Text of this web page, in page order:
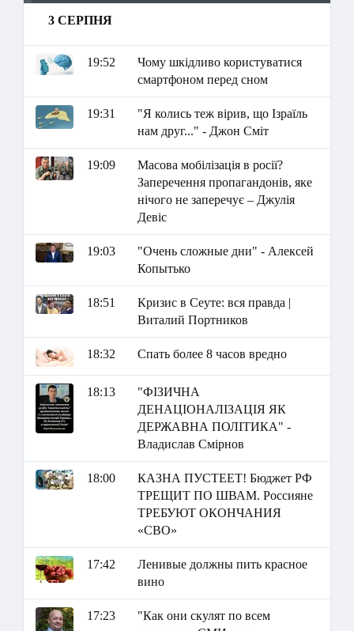
3 СЕРПНЯ
19:52
Чому шкідливо користуватися
смартфоном перед сном
19:31
"Я колись теж вірив, що Ізраїль
нам друг..." - Джон Сміт
19:09
Масова мобілізація в росії?
Заперечення пропагандонів, яке
нічого не заперечує – Джулія
Девіс
19:03
"Очень сложные дни" - Алексей
Копытько
18:51
Кризис в Сеуте: вся правда |
Виталий Портников
18:32 Спать более 8 часов вредно
18:13
"ФІЗИЧНА
ДЕНАЦІОНАЛІЗАЦІЯ ЯК
ДЕРЖАВНА ПОЛІТИКА" -
Владислав Смірнов
18:00
КАЗНА ПУСТЕЕТ! Бюджет РФ
ТРЕЩИТ ПО ШВАМ. Россияне
ТРЕБУЮТ ОКОНЧАНИЯ
«СВО»
17:42
Ленивые должны пить красное
вино
17:23
"Как они скулят по всем